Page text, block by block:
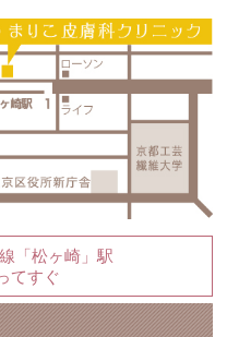
「松ヶ崎」駅
てすぐ